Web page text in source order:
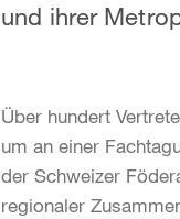
und ihrer
Über hundert
um an einer
der Schweizer
regionaler